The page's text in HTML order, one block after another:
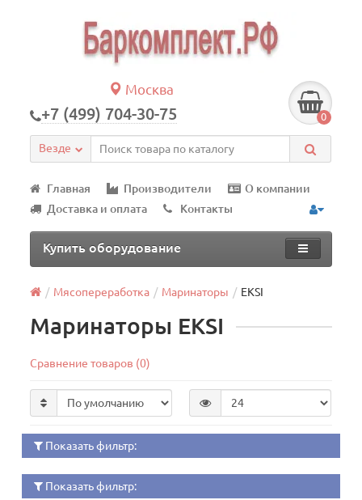
Москва
+7 (499) 704-30-75 0
Везде
Главная Производители
О компании
Доставка и оплата
Контакты
Купить оборудование
Мясопереработка Маринаторы EKSI
Маринаторы EKSI
Сравнение товаров (0)
Показать фильтр:
Показать фильтр: